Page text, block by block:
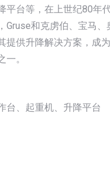
平台等，在上世纪80年
Gruse和克虏伯、宝马、
提供升降解决方案，成
一。
台、起重机、升降平台